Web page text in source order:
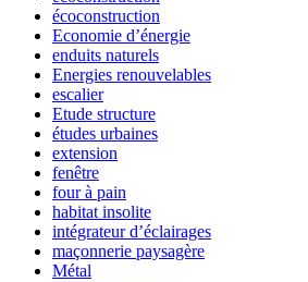
écoconstruction
Economie d’énergie
enduits naturels
Energies renouvelables
escalier
Etude structure
études urbaines
extension
fenêtre
four à pain
habitat insolite
intégrateur d’éclairages
maçonnerie paysagère
Métal